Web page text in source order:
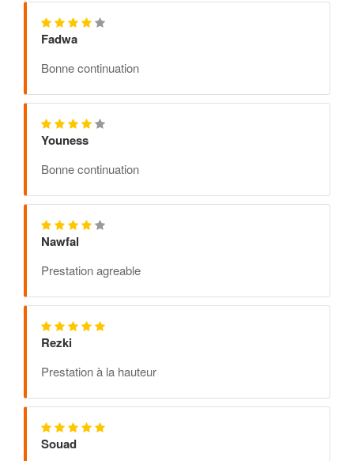
Fadwa
Bonne continuation
Youness
Bonne continuation
Nawfal
Prestation agreable
Rezki
Prestation à la hauteur
Souad